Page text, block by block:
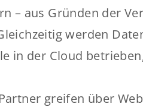
– aus Gründen der
werden
in der Cloud
greifen über